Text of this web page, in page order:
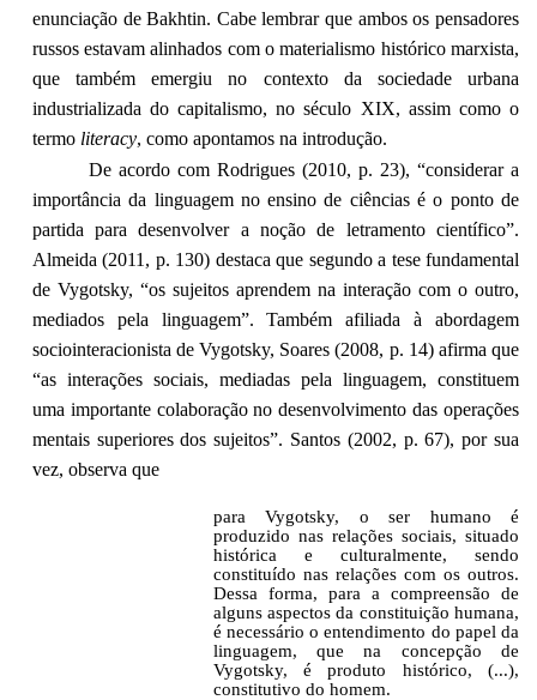
enunciação de Bakhtin. Cabe lembrar que ambos os pensadores
russos estavam alinhados com o materialismo histórico marxista,
que também emergiu no contexto da sociedade urbana
industrializada do capitalismo, no século XIX, assim como o
termo literacy, como apontamos na introdução.
De acordo com Rodrigues (2010, p. 23), “considerar a
importância da linguagem no ensino de ciências é o ponto de
partida para desenvolver a noção de letramento científico”.
Almeida (2011, p. 130) destaca que segundo a tese fundamental
de Vygotsky, “os sujeitos aprendem na interação com o outro,
mediados pela linguagem”. Também afiliada à abordagem
sociointeracionista de Vygotsky, Soares (2008, p. 14) afirma que
“as interações sociais, mediadas pela linguagem, constituem
uma importante colaboração no desenvolvimento das operações
mentais superiores dos sujeitos”. Santos (2002, p. 67), por sua
vez, observa que
para Vygotsky, o ser humano é
produzido nas relações sociais, situado
histórica e culturalmente, sendo
constituído nas relações com os outros.
Dessa forma, para a compreensão de
alguns aspectos da constituição humana,
é necessário o entendimento do papel da
linguagem, que na concepção de
Vygotsky, é produto histórico, (...),
constitutivo do homem.